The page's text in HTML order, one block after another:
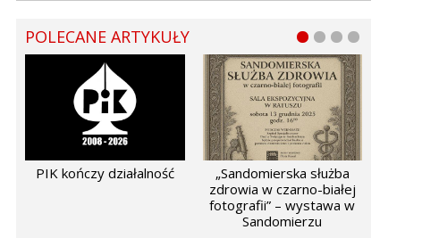
POLECANE ARTYKUŁY
PIK kończy działalność
„Sandomierska służba
zdrowia w czarno-białej
fotografii” – wystawa w
Sandomierzu